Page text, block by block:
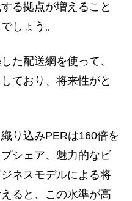
る拠点が増えること
しょう。
た配送網を使って、
ており、将来性がと
り込みPERは160倍を
シェア、魅力的なビ
ネスモデルによる将
ると、この水準が高